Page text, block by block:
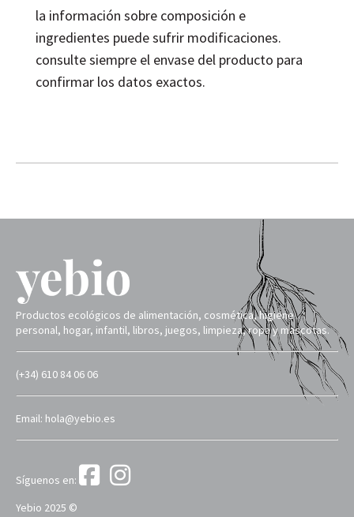
la información sobre composición e
ingredientes puede sufrir modificaciones.
consulte siempre el envase del producto para
confirmar los datos exactos.
Productos ecológicos de alimentación, cosmética, higiene
personal, hogar, infantil, libros, juegos, limpieza, ropa y mascotas.
(+34) 610 84 06 06
Email: hola@yebio.es
Síguenos en:
Yebio 2025 ©